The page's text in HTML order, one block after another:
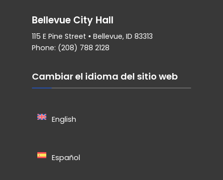
Bellevue City Hall
115 E Pine Street • Bellevue, ID 83313
Phone: (208) 788 2128
Cambiar el idioma del sitio web
English
Español